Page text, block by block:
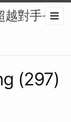
越對手-
(297)